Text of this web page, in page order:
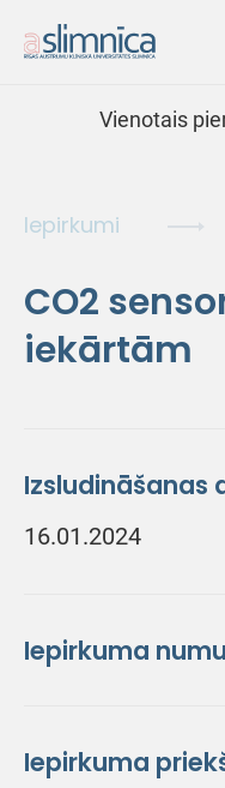
Vienotais
Iepirkumi
CO2
iekārtām
Izsludināšanas
16.01.2024
Iepirkuma
Iepirkuma